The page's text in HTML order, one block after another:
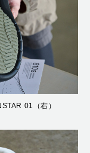
01（右）